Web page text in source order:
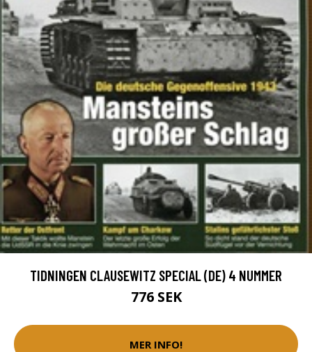
TIDNINGEN CLAUSEWITZ SPECIAL (DE) 4 NUMMER
776 SEK
MER INFO!